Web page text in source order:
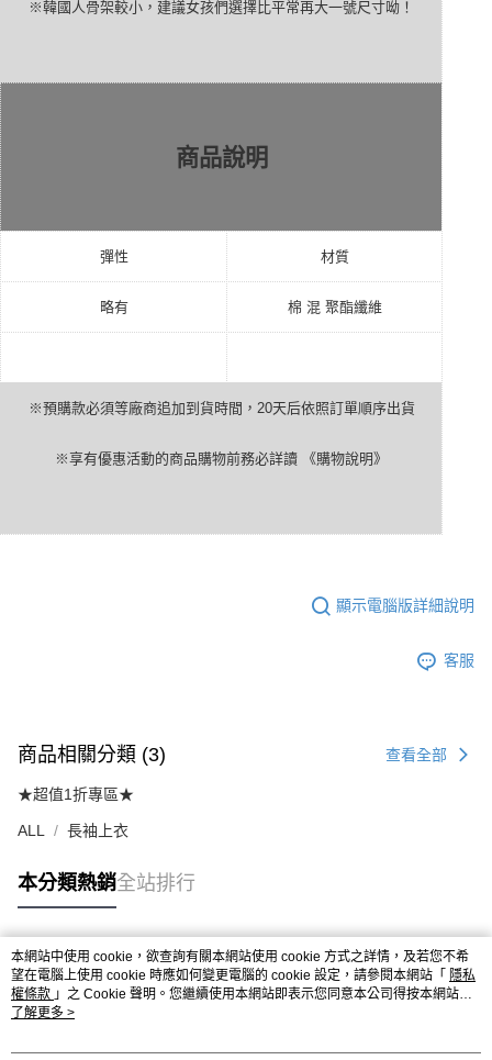
※韓國人骨架較小，建議女孩們選擇比平常再大一號尺寸呦！
商品說明
彈性 材質
略有 棉 混 聚酯纖維
※預購款必須等廠商追加到貨時間， 20天后依照訂單順序出貨
※享有優惠活動的商品購物前務必詳讀 《購物說明》
顯示電腦版詳細說明
客服
商品相關分類 (3) 查看全部
★超值1折專區★
ALL 長袖上衣
本分類熱銷全站排行
熱門標籤
本網站中使用 cookie，欲查詢有關本網站使用 cookie 方式之詳情，及若您不希
望在電腦上使用 cookie 時應如何變更電腦的 cookie 設定，請參閱本網站「 隱私
權條款 」之 Cookie 聲明。您繼續使用本網站即表示您同意本公司得按本網站使
用條款之 Cookie 聲明使用 cookie。
了解更多 >